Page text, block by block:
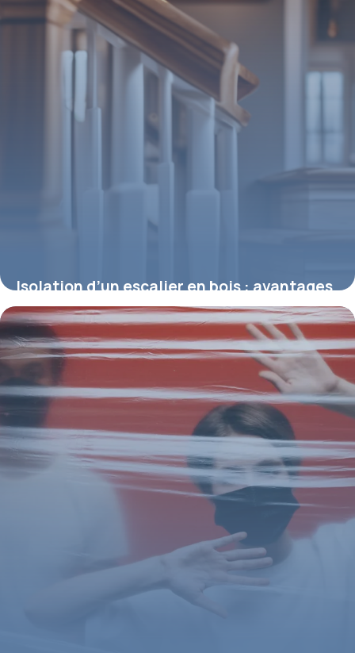
Isolation d’un escalier en bois : avantages
thermiques et acoustiques
12 mars 2026